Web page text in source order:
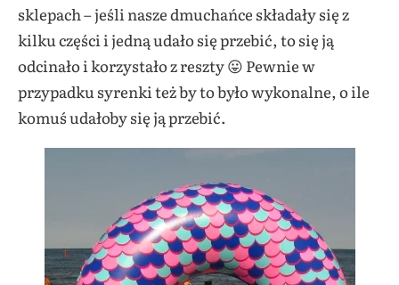
sklepach – jeśli nasze dmuchańce składały się z
kilku części i jedną udało się przebić, to się ją
odcinało i korzystało z reszty 😛 Pewnie w
przypadku syrenki też by to było wykonalne, o ile
komuś udałoby się ją przebić.